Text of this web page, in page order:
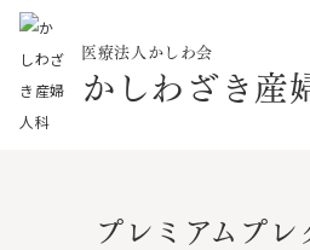
医療法人かしわ会
かしわざき産
プレミアムプ